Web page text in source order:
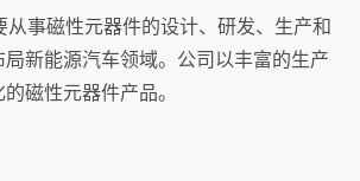
事磁性元器件的设计、研发、生产和
新能源汽车领域。公司以丰富的生产
磁性元器件产品。